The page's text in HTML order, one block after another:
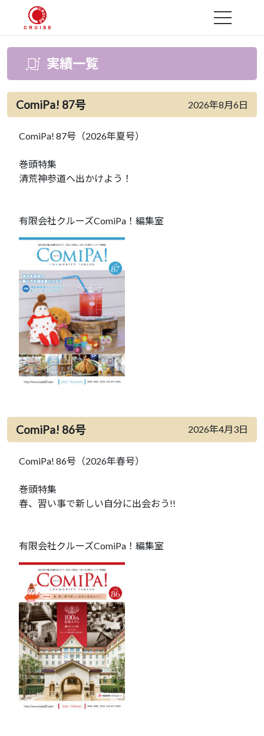
MENU
実績一覧
ComiPa! 87号 2026年8月6日
ComiPa! 87号（2026年夏号）
巻頭特集
清荒神参道へ出かけよう！
有限会社クルーズComiPa！編集室
ComiPa! 86号 2026年4月3日
ComiPa! 86号（2026年春号）
巻頭特集
春、習い事で新しい自分に出会おう!!
有限会社クルーズComiPa！編集室